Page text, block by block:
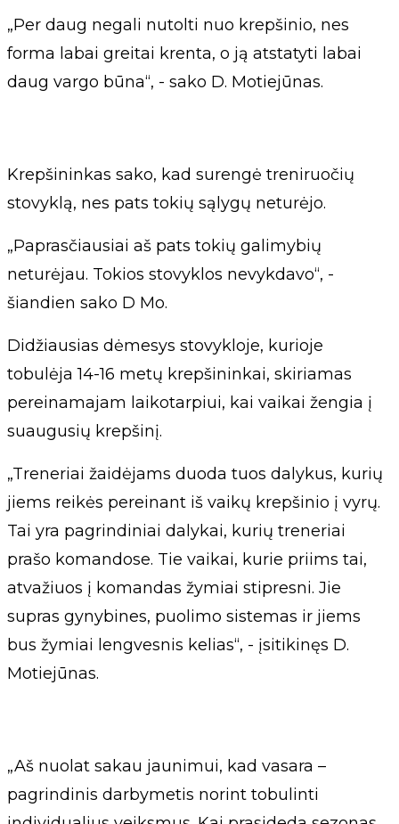
„Per daug negali nutolti nuo krepšinio, nes
forma labai greitai krenta, o ją atstatyti labai
daug vargo būna“, - sako D. Motiejūnas.
Krepšininkas sako, kad surengė treniruočių
stovyklą, nes pats tokių sąlygų neturėjo.
„Paprasčiausiai aš pats tokių galimybių
neturėjau. Tokios stovyklos nevykdavo“, -
šiandien sako D Mo.
Didžiausias dėmesys stovykloje, kurioje
tobulėja 14-16 metų krepšininkai, skiriamas
pereinamajam laikotarpiui, kai vaikai žengia į
suaugusių krepšinį.
„Treneriai žaidėjams duoda tuos dalykus, kurių
jiems reikės pereinant iš vaikų krepšinio į vyrų.
Tai yra pagrindiniai dalykai, kurių treneriai
prašo komandose. Tie vaikai, kurie priims tai,
atvažiuos į komandas žymiai stipresni. Jie
supras gynybines, puolimo sistemas ir jiems
bus žymiai lengvesnis kelias“, - įsitikinęs D.
Motiejūnas.
„Aš nuolat sakau jaunimui, kad vasara –
pagrindinis darbymetis norint tobulinti